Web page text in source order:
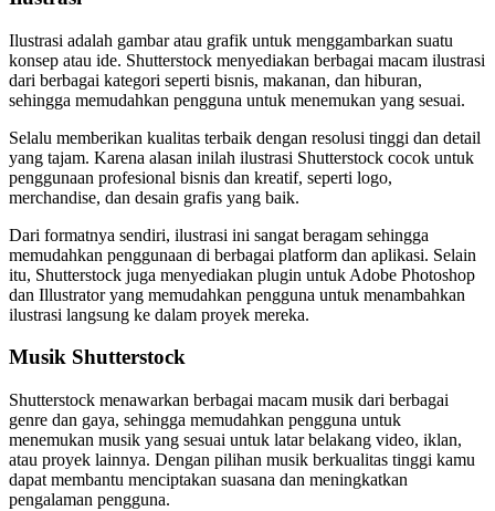
Ilustrasi adalah gambar atau grafik untuk menggambarkan suatu
konsep atau ide. Shutterstock menyediakan berbagai macam ilustrasi
dari berbagai kategori seperti bisnis, makanan, dan hiburan,
sehingga memudahkan pengguna untuk menemukan yang sesuai.
Selalu memberikan kualitas terbaik dengan resolusi tinggi dan detail
yang tajam. Karena alasan inilah ilustrasi Shutterstock cocok untuk
penggunaan profesional bisnis dan kreatif, seperti logo,
merchandise, dan desain grafis yang baik.
Dari formatnya sendiri, ilustrasi ini sangat beragam sehingga
memudahkan penggunaan di berbagai platform dan aplikasi. Selain
itu, Shutterstock juga menyediakan plugin untuk Adobe Photoshop
dan Illustrator yang memudahkan pengguna untuk menambahkan
ilustrasi langsung ke dalam proyek mereka.
Musik Shutterstock
Shutterstock menawarkan berbagai macam musik dari berbagai
genre dan gaya, sehingga memudahkan pengguna untuk
menemukan musik yang sesuai untuk latar belakang video, iklan,
atau proyek lainnya. Dengan pilihan musik berkualitas tinggi kamu
dapat membantu menciptakan suasana dan meningkatkan
pengalaman pengguna.